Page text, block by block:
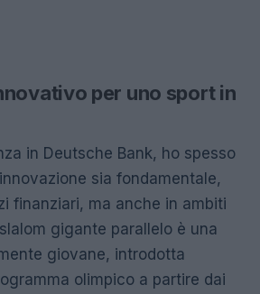
per uno sport in
in Deutsche Bank, ho spesso
sia fondamentale,
finanziari, ma anche in ambiti
gigante parallelo è una
giovane, introdotta
olimpico a partire dai